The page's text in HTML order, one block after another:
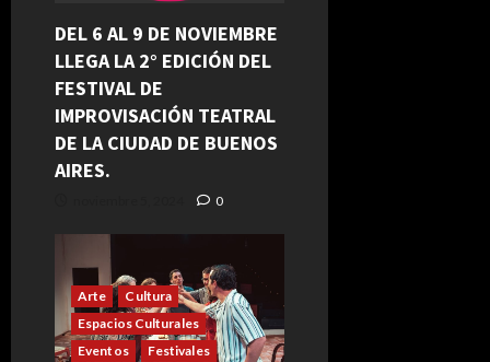
DEL 6 AL 9 DE NOVIEMBRE
LLEGA LA 2° EDICIÓN DEL
FESTIVAL DE
IMPROVISACIÓN TEATRAL
DE LA CIUDAD DE BUENOS
AIRES.
0
Arte
Cultura
Espacios Culturales
Eventos
Festivales